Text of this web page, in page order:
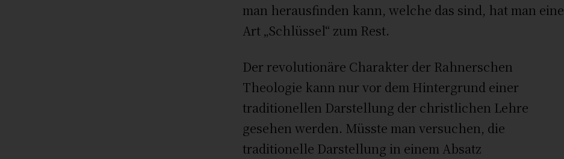
man herausfinden kann, welche das sind, hat man eine
Art „Schlüssel“ zum Rest.
Der revolutionäre Charakter der Rahnerschen
Theologie kann nur vor dem Hintergrund einer
traditionellen Darstellung der christlichen Lehre
gesehen werden. Müsste man versuchen, die
traditionelle Darstellung in einem Absatz